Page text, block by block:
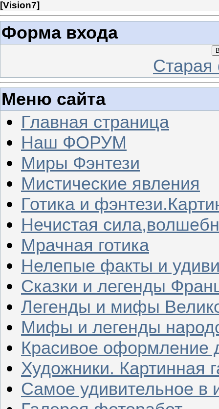
[Vision7]
Форма входа
Меню сайта
Главная страница
Наш ФОРУМ
Миры Фэнтези
Мистические явления
Готика и
Нечистая
Мрачная готика
Нелепые факты и
Сказки и легенды
Легенды и мифы
Мифы и легенды
Красивое оформление
Художники. Картинная
Самое удивительное в